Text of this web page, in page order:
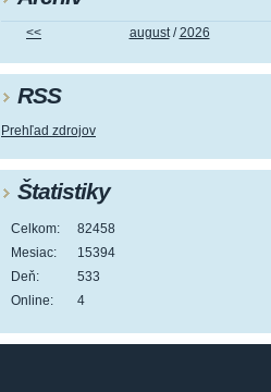
<< august/2026
RSS
Prehľad zdrojov
Štatistiky
Online: 4
Celkom:
82458
Mesiac:
15394
Deň:
533